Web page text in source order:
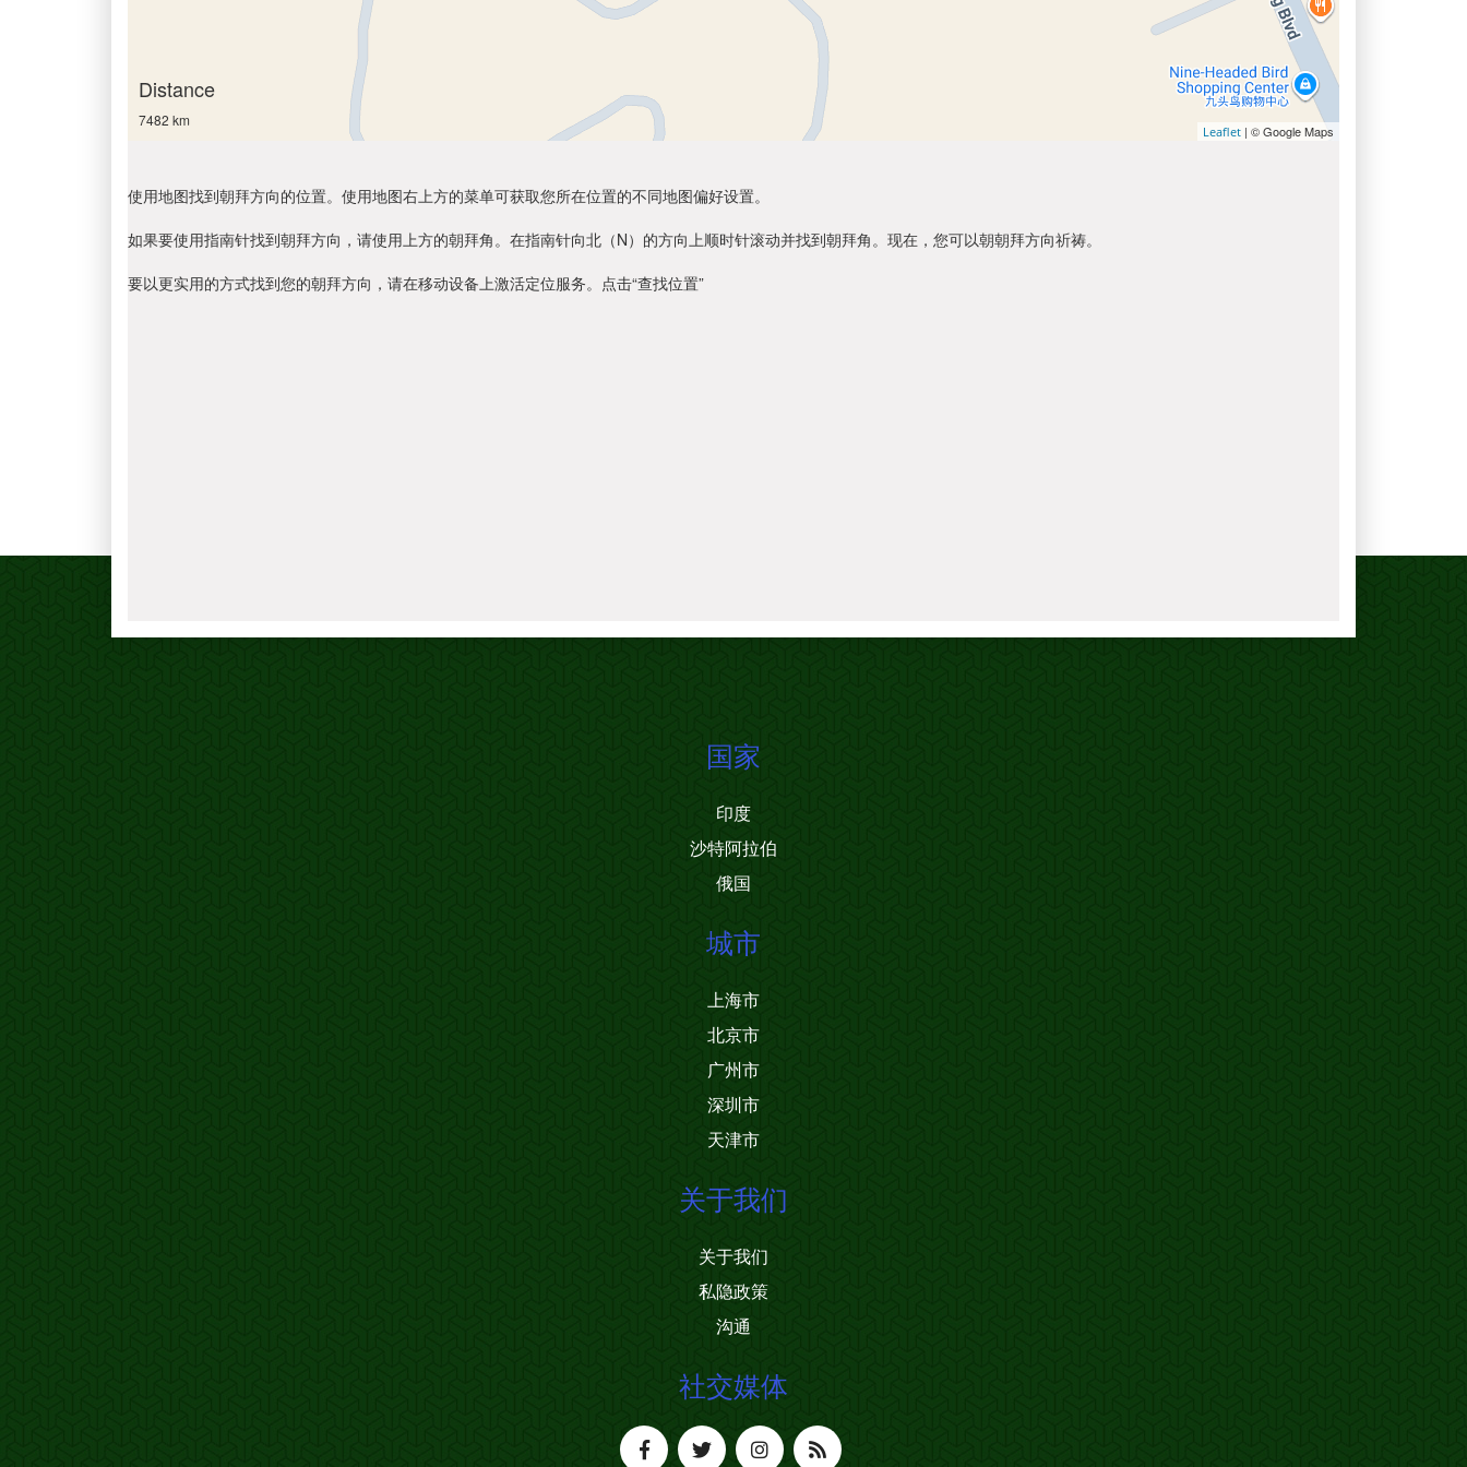
Distance
7482 km
Leaflet | © Google Maps
使用地图找到朝拜方向的位置。使用地图右上方的菜单可获取您所在位置的不同地图偏好设置。
如果要使用指南针找到朝拜方向，请使用上方的朝拜角。在指南针向北（N）的方向上顺时针滚动并找到朝拜角。现在，您可以朝朝拜方向祈祷。
要以更实用的方式找到您的朝拜方向，请在移动设备上激活定位服务。点击“查找位置”
国家
印度
沙特阿拉伯
俄国
城市
上海市
北京市
广州市
深圳市
天津市
关于我们
关于我们
私隐政策
沟通
社交媒体